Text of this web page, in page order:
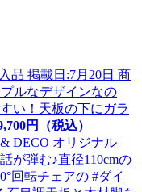
品 掲載日:7月20日 商
ルなデザインなの
い！天板の下にガラ
700円（税込）
DECO オリジナル